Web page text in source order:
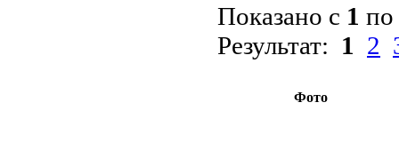
Показано с 1 по
Результат: 1 2
Фото